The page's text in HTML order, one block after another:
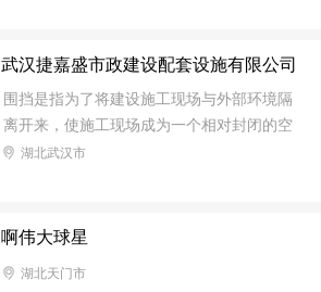
7米低平板半挂车配件、仓栅式半挂车配
件、散装
防老化薄膜（或凝胶）及诱加剂等材料，经
于具有外观光洁，轻质高强，透光率高，耐
腐蚀、耐老化，阻燃断而尺寸准确，不渗
水，切割长度随意，易安装，使用寿命长达
武汉捷嘉盛市政建设配套设施有限公司
围挡是指为了将建设施工现场与外部环境隔
离开来，使施工现场成为一个相对封闭的空
间所采取的措施，包括采用各种砌体材料砌
浆砌筑页岩砖砖砌0.5乘以0.5的基础，用于
米为一板。施工围挡做美化处理，喷涂企业
湖北武汉市
啊伟大球星
湖北天门市